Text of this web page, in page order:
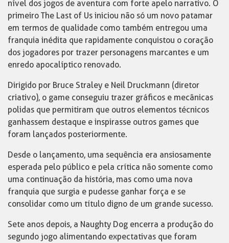
nível dos jogos de aventura com forte apelo narrativo. O
primeiro The Last of Us iniciou não só um novo patamar
em termos de qualidade como também entregou uma
franquia inédita que rapidamente conquistou o coração
dos jogadores por trazer personagens marcantes e um
enredo apocalíptico renovado.
Dirigido por Bruce Straley e Neil Druckmann (diretor
criativo), o game conseguiu trazer gráficos e mecânicas
polidas que permitiram que outros elementos técnicos
ganhassem destaque e inspirasse outros games que
foram lançados posteriormente.
Desde o lançamento, uma sequência era ansiosamente
esperada pelo público e pela crítica não somente como
uma continuação da história, mas como uma nova
franquia que surgia e pudesse ganhar força e se
consolidar como um título digno de um grande sucesso.
Sete anos depois, a Naughty Dog encerra a produção do
segundo jogo alimentando expectativas que foram